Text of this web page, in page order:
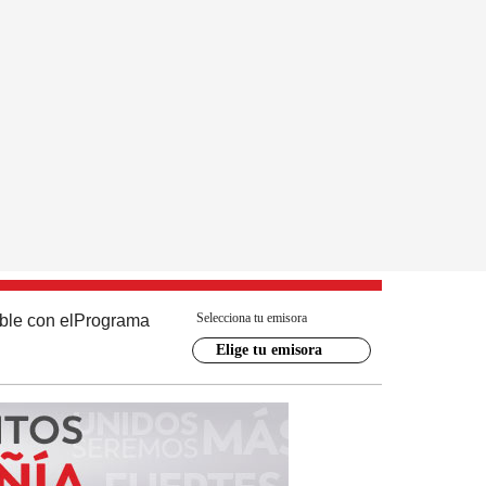
con el Programa Selecciona tu emisora
Elige tu emisora